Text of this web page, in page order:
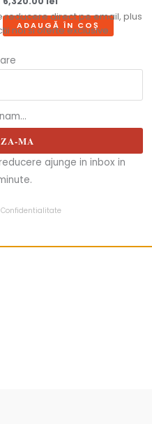
ADAUGĂ ÎN COȘ
direct pe email, plus
noi si oferte exclusive.
MA
ajunge in inbox in
Confidentialitate